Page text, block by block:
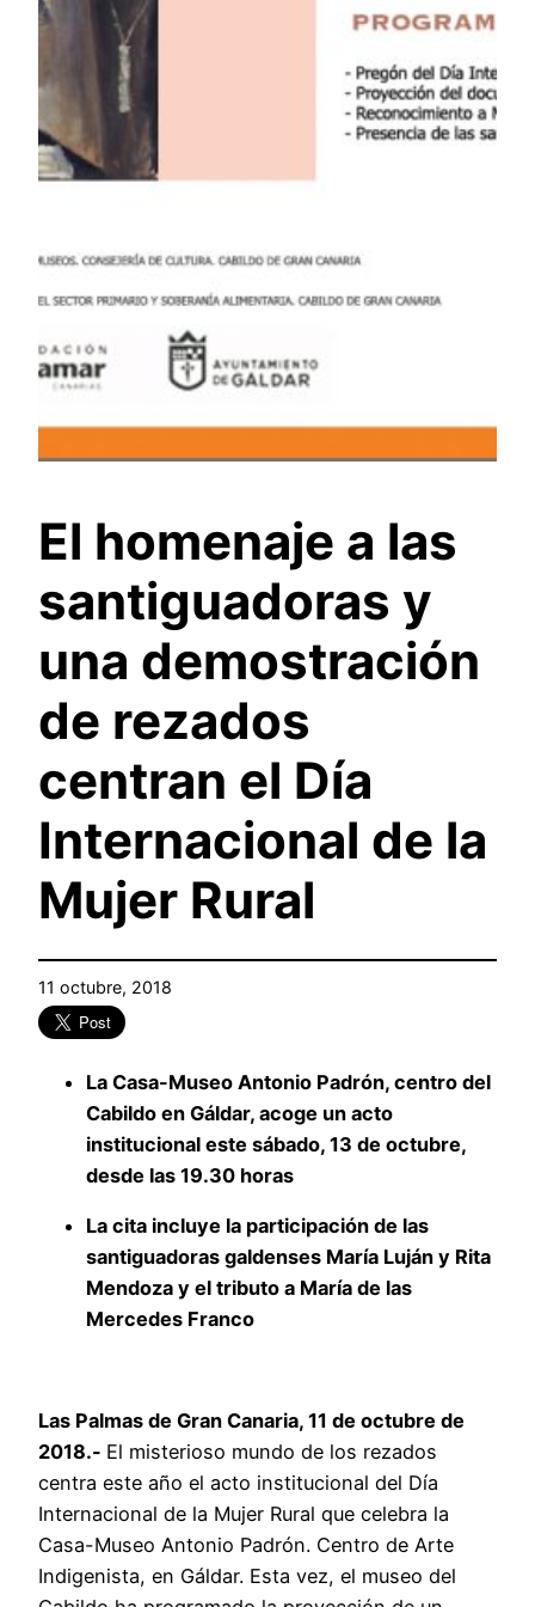
El homenaje a las
santiguadoras y
una demostración
de rezados
centran el Día
Internacional de la
Mujer Rural
11 octubre, 2018
La Casa-Museo Antonio Padrón, centro del
Cabildo en Gáldar, acoge un acto
institucional este sábado, 13 de octubre,
desde las 19.30 horas
La cita incluye la participación de las
santiguadoras galdenses María Luján y Rita
Mendoza y el tributo a María de las
Mercedes Franco
Las Palmas de Gran Canaria, 11 de octubre de
2018.- El misterioso mundo de los rezados
centra este año el acto institucional del Día
Internacional de la Mujer Rural que celebra la
Casa-Museo Antonio Padrón. Centro de Arte
Indigenista, en Gáldar. Esta vez, el museo del